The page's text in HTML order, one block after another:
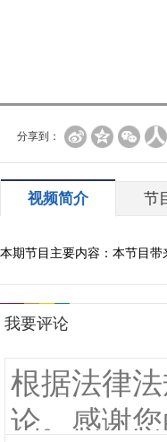
分享到：
视频简介 节
本期节目主要内容：本节目